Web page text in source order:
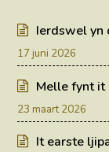
Ierdswel yn
17 juni 2026
Melle fynt it
23 maart 2026
It earste